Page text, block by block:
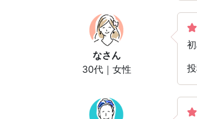
なさん
30代｜女性